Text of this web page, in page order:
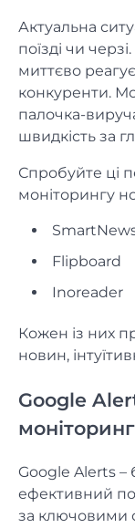
Актуальна
поїзді чи
миттєво
конкуренти.
палочка-
швидкість за
Спробуйте ці
моніторингу
Flipboard
Inoreader
Кожен із них
новин,
Google
Google Alerts –
ефективний
за ключовими